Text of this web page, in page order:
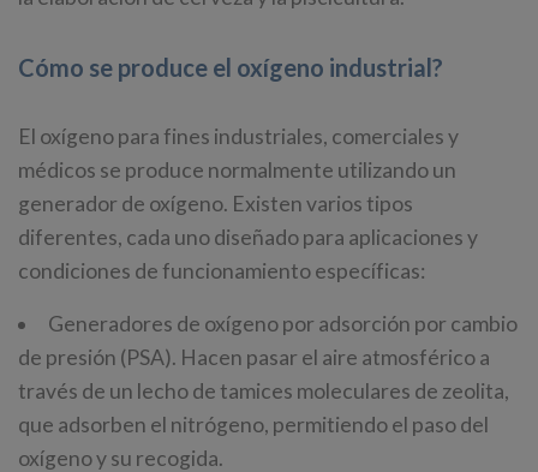
Cómo se produce el oxígeno industrial?
El oxígeno para fines industriales, comerciales y
médicos se produce normalmente utilizando un
generador de oxígeno. Existen varios tipos
diferentes, cada uno diseñado para aplicaciones y
condiciones de funcionamiento específicas:
Generadores de oxígeno por adsorción por cambio
de presión (PSA). Hacen pasar el aire atmosférico a
través de un lecho de tamices moleculares de zeolita,
que adsorben el nitrógeno, permitiendo el paso del
oxígeno y su recogida.